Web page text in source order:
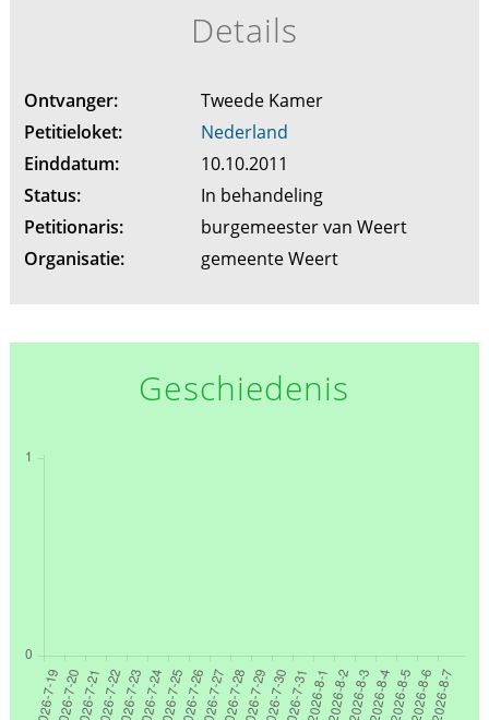
Details
Ontvanger:
Tweede Kamer
Petitieloket:
Nederland
Einddatum:
10.10.2011
Status:
In behandeling
Petitionaris:
burgemeester van Weert
Organisatie:
gemeente Weert
Geschiedenis